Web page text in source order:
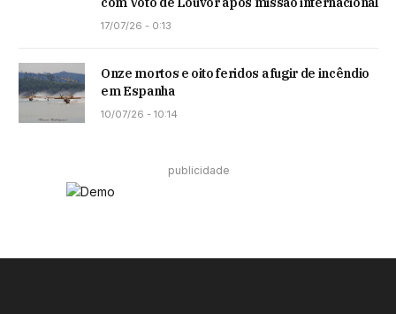
17/07/26 - 0:13
Onze mortos e oito feridos a fugir de incêndio
em Espanha
10/07/26 - 10:14
publicidade